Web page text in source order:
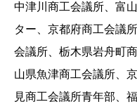
中津川商工会議所、富
ター、京都府商工会議
会議所、栃木県岩舟町
山県魚津商工会議所、
見商工会議所青年部、